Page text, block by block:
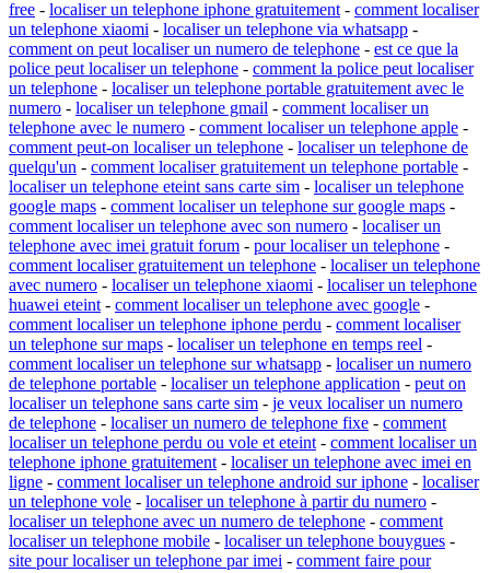
free - localiser un telephone iphone gratuitement - comment localiser
un telephone xiaomi - localiser un telephone via whatsapp -
comment on peut localiser un numero de telephone - est ce que la
police peut localiser un telephone - comment la police peut localiser
un telephone - localiser un telephone portable gratuitement avec le
numero - localiser un telephone gmail - comment localiser un
telephone avec le numero - comment localiser un telephone apple -
comment peut-on localiser un telephone - localiser un telephone de
quelqu'un - comment localiser gratuitement un telephone portable -
localiser un telephone eteint sans carte sim - localiser un telephone
google maps - comment localiser un telephone sur google maps -
comment localiser un telephone avec son numero - localiser un
telephone avec imei gratuit forum - pour localiser un telephone -
comment localiser gratuitement un telephone - localiser un telephone
avec numero - localiser un telephone xiaomi - localiser un telephone
huawei eteint - comment localiser un telephone avec google -
comment localiser un telephone iphone perdu - comment localiser
un telephone sur maps - localiser un telephone en temps reel -
comment localiser un telephone sur whatsapp - localiser un numero
de telephone portable - localiser un telephone application - peut on
localiser un telephone sans carte sim - je veux localiser un numero
de telephone - localiser un numero de telephone fixe - comment
localiser un telephone perdu ou vole et eteint - comment localiser un
telephone iphone gratuitement - localiser un telephone avec imei en
ligne - comment localiser un telephone android sur iphone - localiser
un telephone vole - localiser un telephone à partir du numero -
localiser un telephone avec un numero de telephone - comment
localiser un telephone mobile - localiser un telephone bouygues -
site pour localiser un telephone par imei - comment faire pour